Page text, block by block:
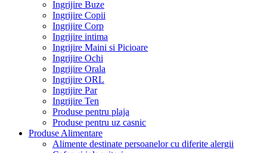
Ingrijire Buze
Ingrijire Copii
Ingrijire Corp
Ingrijire intima
Ingrijire Maini si Picioare
Ingrijire Ochi
Ingrijire Orala
Ingrijire ORL
Ingrijire Par
Ingrijire Ten
Produse pentru plaja
Produse pentru uz casnic
Produse Alimentare
Alimente destinate persoanelor cu diferite alergii